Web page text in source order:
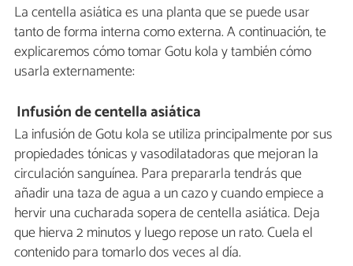
La centella asiática es una planta que se puede usar
tanto de forma interna como externa. A continuación, te
explicaremos cómo tomar Gotu kola y también cómo
usarla externamente:
Infusión de centella asiática
La infusión de Gotu kola se utiliza principalmente por sus
propiedades tónicas y vasodilatadoras que mejoran la
circulación sanguínea. Para prepararla tendrás que
añadir una taza de agua a un cazo y cuando empiece a
hervir una cucharada sopera de centella asiática. Deja
que hierva 2 minutos y luego repose un rato. Cuela el
contenido para tomarlo dos veces al día.